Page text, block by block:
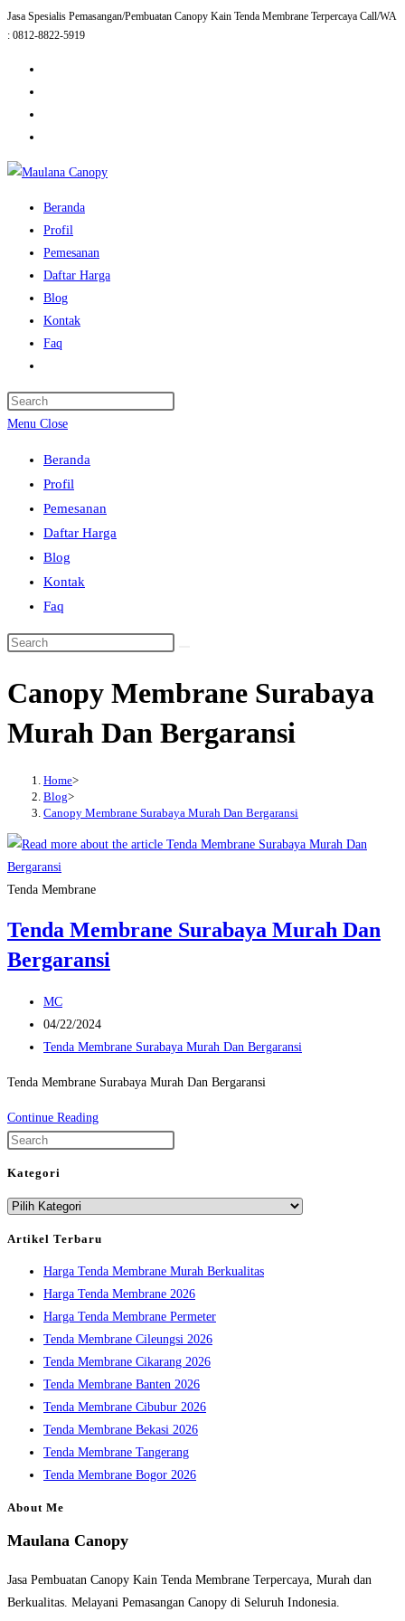
Skip
to
Jasa Spesialis Pemasangan/Pembuatan Canopy Kain Tenda Membrane Terpercaya Call/WA
: 0812-8822-5919
Beranda
Profil
Pemesanan
Daftar Harga
Blog
Kontak
Faq
search
Menu Close
Beranda
Profil
Pemesanan
Daftar Harga
Blog
Kontak
Faq
Search
website
Canopy Membrane Surabaya
Murah Dan Bergaransi
Home>
Blog>
Canopy Membrane Surabaya Murah Dan Bergaransi
Tenda Membrane
Tenda Membrane Surabaya Murah Dan
Bergaransi
Post
author:
MC
Post
published:
04/22/2024
Post
Tenda Membrane Surabaya Murah Dan Bergaransi
Tenda Membrane Surabaya Murah Dan Bergaransi
Continue ReadingTenda
panel.
Kategori
Kategori
Artikel Terbaru
Harga Tenda Membrane Murah Berkualitas
Harga Tenda Membrane 2026
Harga Tenda Membrane Permeter
Tenda Membrane Cileungsi 2026
Tenda Membrane Cikarang 2026
Tenda Membrane Banten 2026
Tenda Membrane Cibubur 2026
Tenda Membrane Bekasi 2026
Tenda Membrane Tangerang
Tenda Membrane Bogor 2026
About Me
Maulana Canopy
Jasa Pembuatan Canopy Kain Tenda Membrane Terpercaya, Murah dan
Berkualitas. Melayani Pemasangan Canopy di Seluruh Indonesia.